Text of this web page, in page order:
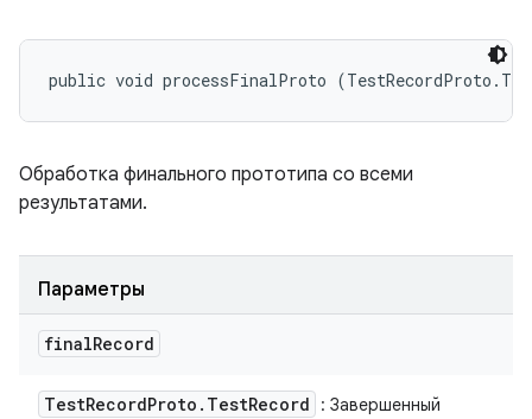
public void processFinalProto
Обработка финального прототипа со всеми
результатами.
Параметры
finalRecord
TestRecordProto . TestRecord
: Завершенный